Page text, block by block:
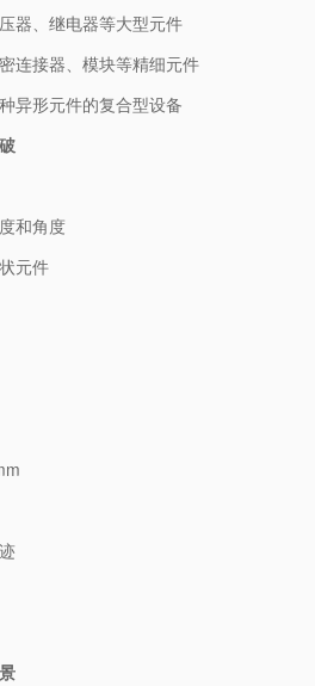
器、继电器等大型元件
连接器、模块等精细元件
异形元件的复合型设备
和角度
元件